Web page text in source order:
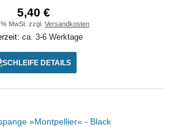
5,40 €
MwSt. zzgl. Versandkosten
ca. 3-6 Werktage
DETAILS
»Montpellier« - Black